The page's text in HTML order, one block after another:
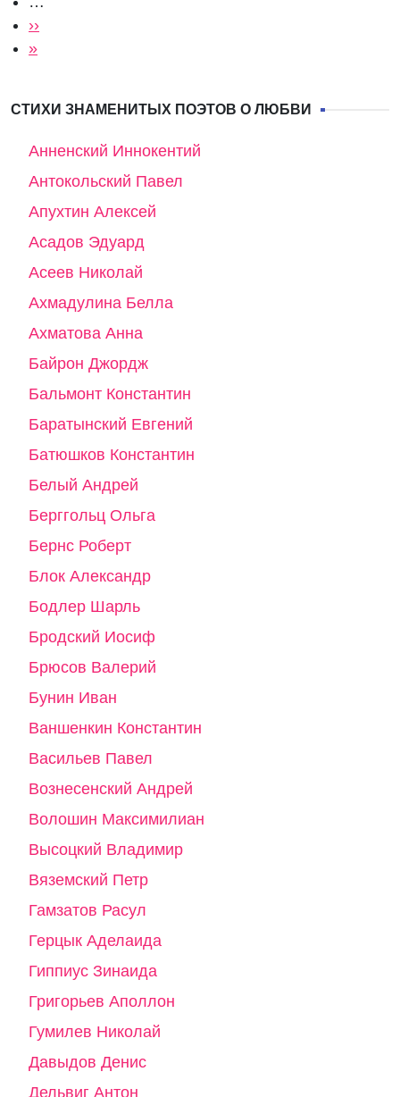
Следующая страница
››
Последняя страница
»
СТИХИ ЗНАМЕНИТЫХ ПОЭТОВ О ЛЮБВИ
Анненский Иннокентий
Антокольский Павел
Апухтин Алексей
Асадов Эдуард
Асеев Николай
Ахмадулина Белла
Ахматова Анна
Байрон Джордж
Бальмонт Константин
Баратынский Евгений
Батюшков Константин
Белый Андрей
Берггольц Ольга
Бернс Роберт
Блок Александр
Бодлер Шарль
Бродский Иосиф
Брюсов Валерий
Бунин Иван
Ваншенкин Константин
Васильев Павел
Вознесенский Андрей
Волошин Максимилиан
Высоцкий Владимир
Вяземский Петр
Гамзатов Расул
Герцык Аделаида
Гиппиус Зинаида
Григорьев Аполлон
Гумилев Николай
Давыдов Денис
Дельвиг Антон